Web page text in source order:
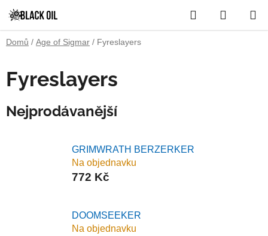
na
obsah
Hledat
KOŠÍK
Domů / Age of Sigmar / Fyreslayers
Fyreslayers
Nejprodávanější
GRIMWRATH BERZERKER
Na objednavku
772 Kč
DOOMSEEKER
Na objednavku